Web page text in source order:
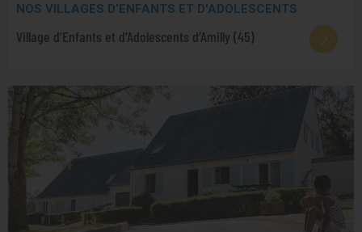
NOS VILLAGES D’ENFANTS ET D'ADOLESCENTS
Village d’Enfants et d’Adolescents d’Amilly (45)